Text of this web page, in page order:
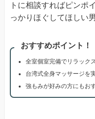
トに相談すればピンポ
っかりほぐしてほしい
おすすめポイント！
全室個室完備でリラック
台湾式全身マッサージを
強もみが好みの方にもお